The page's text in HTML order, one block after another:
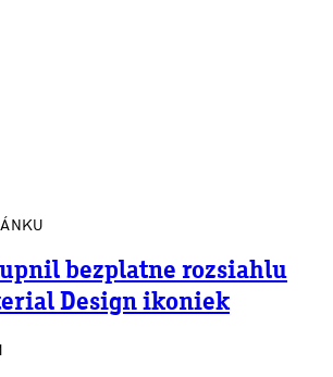
bezplatne rozsiahlu
Design ikoniek